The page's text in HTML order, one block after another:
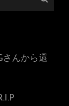
さんから還